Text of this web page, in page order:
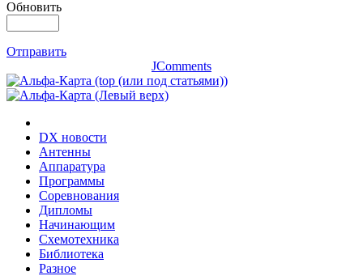
Обновить
Отправить
JComments
DX новости
Антенны
Аппаратура
Программы
Соревнования
Дипломы
Начинающим
Схемотехника
Библиотека
Разное